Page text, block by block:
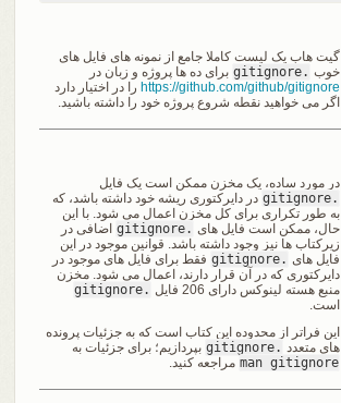
گیت هاب یک لیست کاملا جامع از نمونه های فایل های
خوب .gitignore
برای ده ها پروژه و زبان در
https://github.com/github/gitignore را در اختیار دارد
اگر می خواهید نقطه شروع پروژه خود را داشته باشید.
در مورد ساده، یک مخزن ممکن است یک فایل
.gitignore
در دایرکتوری ریشه خود داشته باشد، که
به طور تکراری برای کل مخزن اعمال می شود. با این
حال، ممکن است فایل های .gitignore
اضافی در
زیرکتاب ها نیز وجود داشته باشد. قوانین موجود در این
فایل های .gitignore
فقط برای فایل های موجود در
دایرکتوری که در آن قرار دارند، اعمال می شود. مخزن
منبع هسته لینوکس دارای 206 فایل
.gitignore
است.
این فراتر از محدوده این کتاب است که به جزئیات پرونده
های متعدد .gitignore
بپردازیم؛ برای جزئیات به
man gitignore مراجعه کنید.